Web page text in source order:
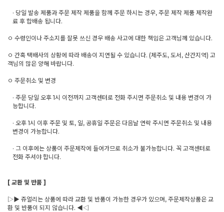
· 당일 발송 제품과 주문 제작 제품을 함께 주문 하시는 경우, 주문 제작 제품 제작완
료 후 합배송 됩니다.
ㅇ 수령인이나 주소지를 잘못 쓰신 경우 배송 사고에 대한 책임은 고객님께 있습니다.
ㅇ 간혹 택배사의 상황에 따라 배송이 지연될 수 있습니다. (제주도, 도서, 산간지역) 고
객님의 많은 양해 바랍니다.
ㅇ 주문취소 및 변경
· 주문 당일 오후 1시 이전까지 고객센터로 전화 주시면 주문취소 및 내용 변경이 가
능합니다.
· 오후 1시 이후 주문 및 토, 일, 공휴일 주문은 다음날 연락 주시면 주문취소 및 내용
변경이 가능합니다.
· 그 이후에는 상품이 주문제작에 들어가므로 취소가 불가능합니다. 꼭 고객센터로
전화 주셔야 합니다.
[ 교환 및 반품 ]
▷▶ 쥬얼리는 상품에 따라 교환 및 반품이 가능한 경우가 있으며, 주문제작상품은 교
환 및 반품이 되지 않습니다. ◀◁